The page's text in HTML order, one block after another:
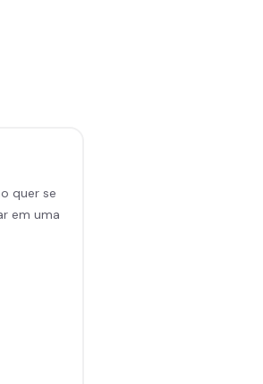
quer se
em uma